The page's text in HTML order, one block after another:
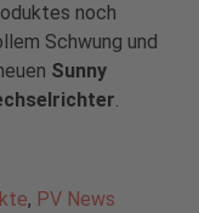
noch
Schwung und
Sunny
.
, PV News